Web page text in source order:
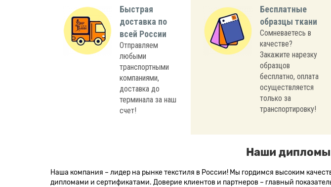
Быстрая
доставка по
всей России
Отправляем
любыми
транспортными
компаниями,
доставка до
терминала за наш
счет!
Бесплатные
образцы ткани
Сомневаетесь в
качестве?
Закажите нарезку
образцов
бесплатно, оплата
осуществляется
только за
транспортировку!
Наши
Наша компания – лидер на рынке текстиля в России! Мы гордимся высоким
дипломами и сертификатами. Доверие клиентов и партнеров – главный